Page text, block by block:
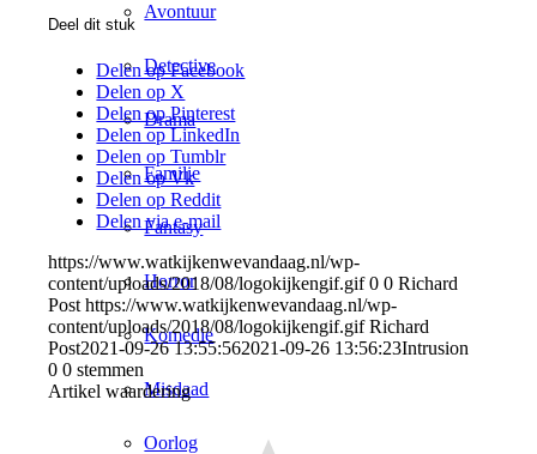
Avontuur
Detective
Drama
Familie
Fantasy
Horror
Komedie
Misdaad
Oorlog
Deel dit stuk
Delen op Facebook
Delen op X
Delen op Pinterest
Delen op LinkedIn
Delen op Tumblr
Delen op Vk
Delen op Reddit
Delen via e-mail
https://www.watkijkenwevandaag.nl/wp-
content/uploads/2018/08/logokijkengif.gif 0 0 Richard
Post https://www.watkijkenwevandaag.nl/wp-
content/uploads/2018/08/logokijkengif.gif Richard
Post2021-09-26 13:55:562021-09-26 13:56:23Intrusion
0 0 stemmen
Artikel waardering